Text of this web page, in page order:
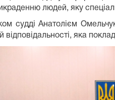
людей, яку
судді Анатолієм
яка